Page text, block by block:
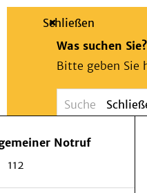
Suche
Schließen
Was suchen Sie?
Bitte geben Sie
Notruf
112
Patienten & Besucher
Als Patient am